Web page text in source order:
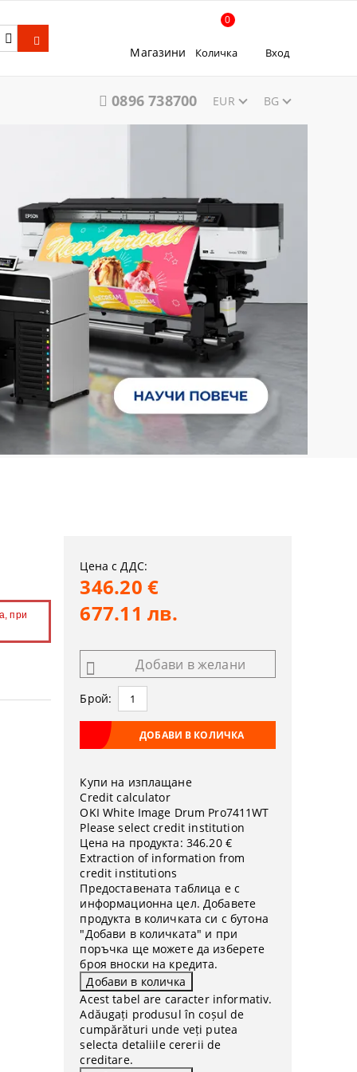
Магазини Количка
0
Вход
0896 738700 EUR BG
при
Цена с ДДС:
346.20 €
677.11 лв.
Добави в желани
Брой:
Купи на изплащане
Credit calculator
OKI White Image Drum Pro7411WT
Please select credit institution
Цена на продукта: 346.20 €
Extraction of information from
credit institutions
Предоставената таблица е с
информационна цел. Добавете
продукта в количката си с бутона
"Добави в количката" и при
поръчка ще можете да изберете
броя вноски на кредита.
Acest tabel are caracter informativ.
Adăugați produsul în coșul de
cumpărături unde veți putea
selecta detaliile cererii de
creditare.